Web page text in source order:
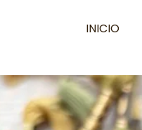
INICIO